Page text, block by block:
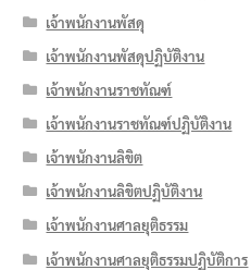
เจ้าพนักงานพัสดุ
เจ้าพนักงานพัสดุปฏิบัติงาน
เจ้าพนักงานราชทัณฑ์
เจ้าพนักงานราชทัณฑ์ปฏิบัติงาน
เจ้าพนักงานลิขิต
เจ้าพนักงานลิขิตปฏิบัติงาน
เจ้าพนักงานศาลยุติธรรม
เจ้าพนักงานศาลยุติธรรมปฏิบัติการ